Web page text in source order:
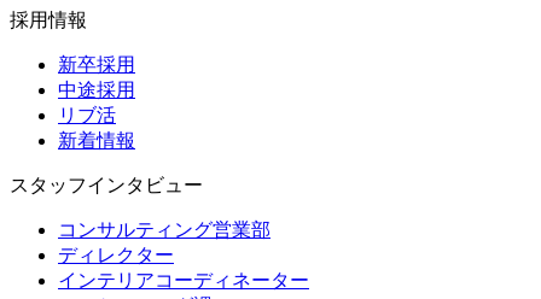
採用情報
新卒採用
中途採用
リブ活
新着情報
スタッフインタビュー
コンサルティング営業部
ディレクター
インテリアコーディネーター